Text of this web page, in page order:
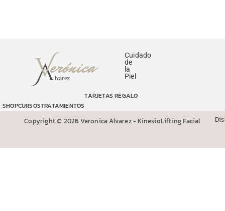
Cuidado
de
la
Piel
SHOPCURSOSTRATAMIENTOS
TARJETAS REGALO
Copyright © 2026 Veronica Alvarez - KinesioLifting Facial